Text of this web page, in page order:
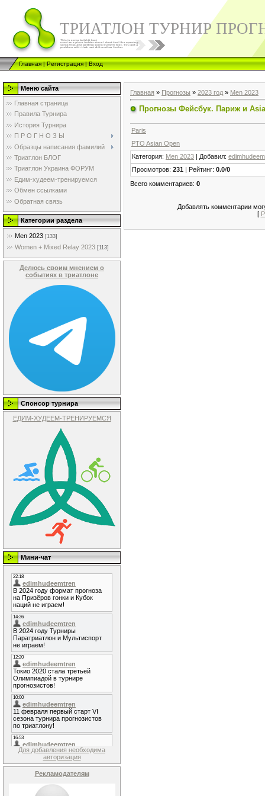
ТРИАТЛОН ТУРНИР
Главная|Регистрация|Вход
Меню сайта
Главная страница
Правила Турнира
История Турнира
П Р О Г Н О З Ы
Образцы написания фамилий
Триатлон БЛОГ
Триатлон Украина ФОРУМ
Едим-худеем-тренируемся
Обмен ссылками
Обратная связь
Категории раздела
Men 2023 [133]
Women + Mixed Relay 2023 [113]
Делюсь своим мнением о
событиях в триатлоне
Спонсор турнира
ЕДИМ-ХУДЕЕМ-ТРЕНИРУЕМСЯ
Мини-чат
Для добавления необходима
авторизация
Рекламодателям
Главная » Прогнозы » 2023 год » Men 2023
Прогнозы Фейсбук. Париж и
Paris
PTO Asian Open
Категория: Men 2023 | Добавил:
Просмотров: 231 | Рейтинг: 0.0/0
Всего комментариев: 0
Добавлять комментарии
[